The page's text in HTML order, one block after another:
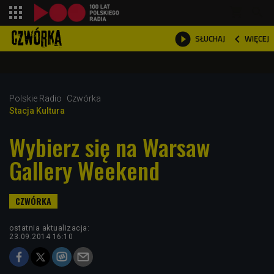
 SŁUCHAJ  WIĘCEJ

Polskie Radio
Czwórka
Stacja Kultura
Wybierz się na Warsaw
Gallery Weekend
ostatnia aktualizacja:
23.09.2014 16:10